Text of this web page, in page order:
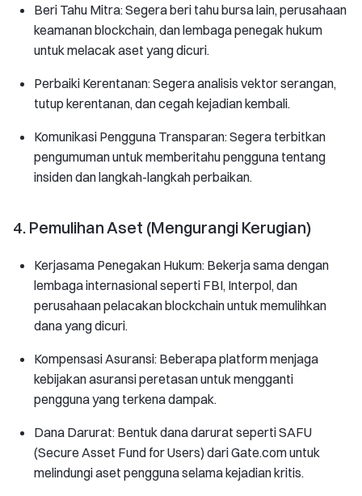
Beri Tahu Mitra: Segera beri tahu bursa lain, perusahaan
keamanan blockchain, dan lembaga penegak hukum
untuk melacak aset yang dicuri.
Perbaiki Kerentanan: Segera analisis vektor serangan,
tutup kerentanan, dan cegah kejadian kembali.
Komunikasi Pengguna Transparan: Segera terbitkan
pengumuman untuk memberitahu pengguna tentang
insiden dan langkah-langkah perbaikan.
4. Pemulihan Aset (Mengurangi Kerugian)
Kerjasama Penegakan Hukum: Bekerja sama dengan
lembaga internasional seperti FBI, Interpol, dan
perusahaan pelacakan blockchain untuk memulihkan
dana yang dicuri.
Kompensasi Asuransi: Beberapa platform menjaga
kebijakan asuransi peretasan untuk mengganti
pengguna yang terkena dampak.
Dana Darurat: Bentuk dana darurat seperti SAFU
(Secure Asset Fund for Users) dari Gate.com untuk
melindungi aset pengguna selama kejadian kritis.